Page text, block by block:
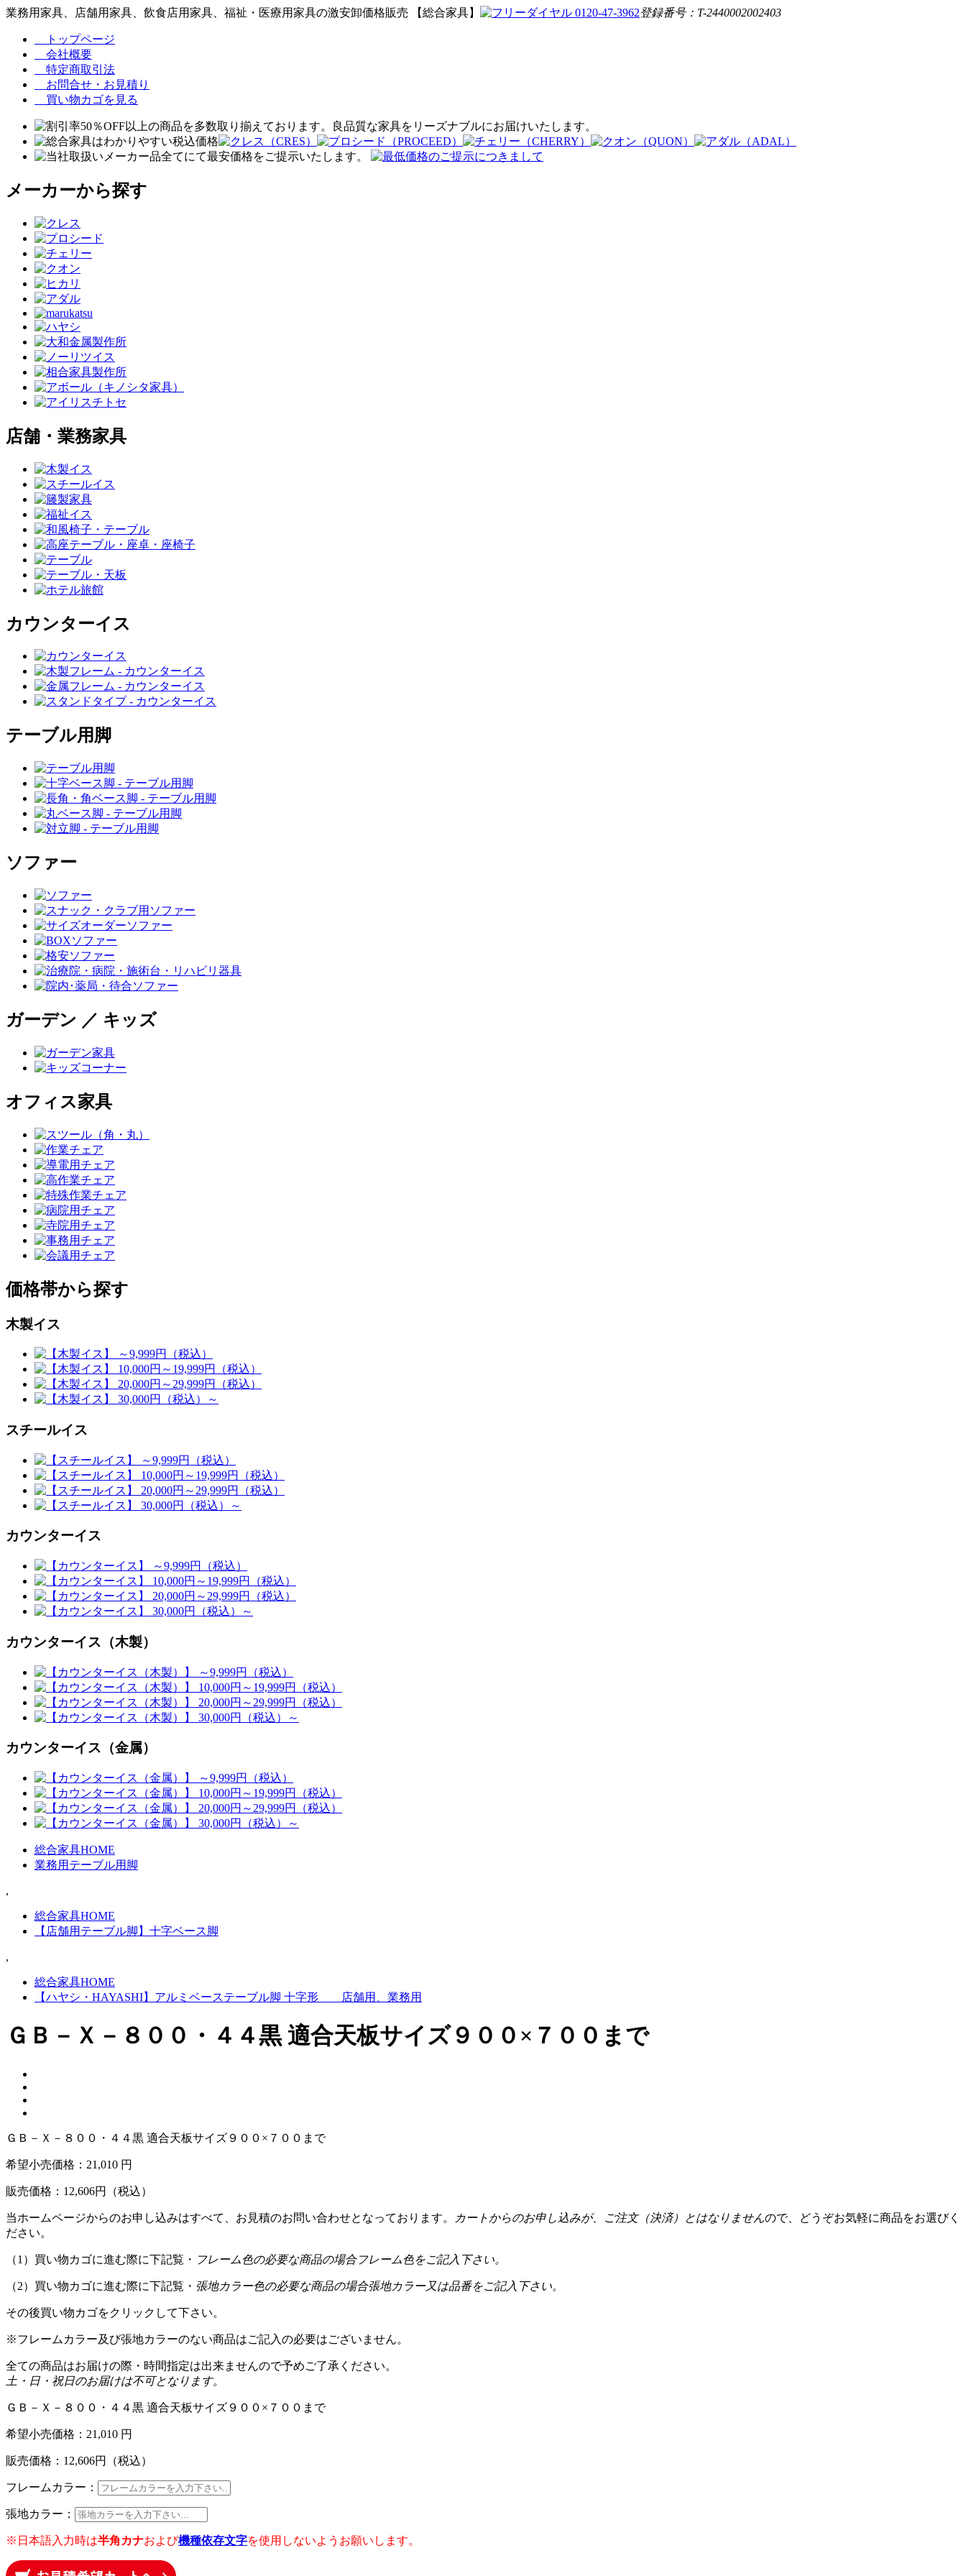
業務用家具、店舗用家具、飲食店用家具、福祉・医療用家具の激安卸価格販売 【総合家具】 登録番号：T-2440002002403
トップページ
会社概要
特定商取引法
お問合せ・お見積り
買い物カゴを見る
メーカーから探す
店舗・業務家具
カウンターイス
テーブル用脚
ソファー
ガーデン ／ キッズ
オフィス家具
価格帯から探す
木製イス
スチールイス
カウンターイス
カウンターイス（木製）
カウンターイス（金属）
総合家具HOME
業務用テーブル用脚
,
総合家具HOME
【店舗用テーブル脚】十字ベース脚
,
総合家具HOME
【ハヤシ・HAYASHI】アルミベーステーブル脚 十字形 店舗用、業務用
ＧＢ－Ｘ－８００・４４黒 適合天板サイズ９００×７００まで
ＧＢ－Ｘ－８００・４４黒 適合天板サイズ９００×７００まで
希望小売価格： 21,010 円
販売価格： 12,606円（税込）
当ホームページからのお申し込みはすべて、お見積のお問い合わせとなっております。 カートからのお申し込みが、ご注文（決済）とはなりませんので、どうぞお気軽に商品をお選びく
ださい。
（1）買い物カゴに進む際に下記覧・ フレーム色の必要な商品の場合フレーム色をご記入下さい。
（2）買い物カゴに進む際に下記覧・ 張地カラー色の必要な商品の場合張地カラー又は品番をご記入下さい。
その後買い物カゴをクリックして下さい。
※フレームカラー及び張地カラーのない商品はご記入の必要はございません。
全ての商品はお届けの際・時間指定は出来ませんので予めご了承ください。
土・日・祝日のお届けは不可となります。
ＧＢ－Ｘ－８００・４４黒 適合天板サイズ９００×７００まで
希望小売価格： 21,010 円
販売価格： 12,606円（税込）
フレームカラー：
張地カラー：
※日本語入力時は半角カナおよび機種依存文字を使用しないようお願いします。